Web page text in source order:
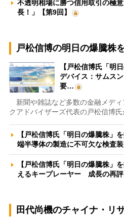
不透明相場に勝つ信用取引の極
長！」【第9回】
戸松信博の明日の爆騰株
【戸松信博氏「明
デバイス：サムス
要…
新聞や雑誌など多数の金融メデ
クアドバイザーズ代表の戸松信博
【戸松信博氏「明日の爆騰株」
端半導体の製造に不可欠な検査
【戸松信博氏「明日の爆騰株」
えるキープレーヤー 成長の再
田代尚機のチャイナ・リ